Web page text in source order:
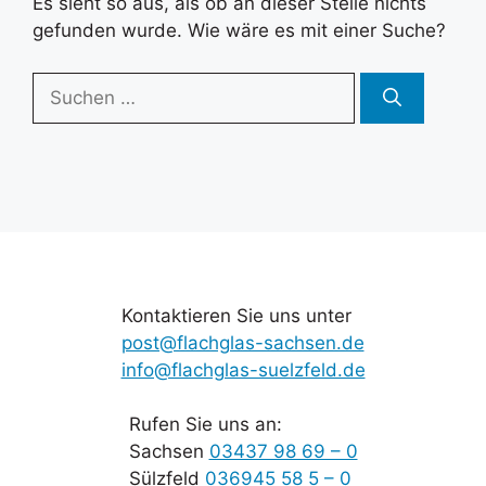
gefunden wurde. Wie wäre es mit einer Suche?
nach:
Kontaktieren Sie uns unter
post@flachglas-sachsen.de
info@flachglas-suelzfeld.de
Rufen Sie uns an:
Sachsen 03437 98 69 – 0
Sülzfeld 036945 58 5 – 0